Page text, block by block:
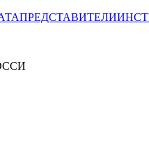
ПРЕДСТАВИТЕЛИ